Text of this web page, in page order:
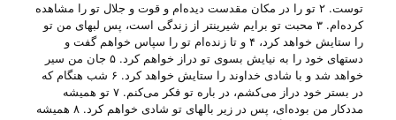
توست‌. ۲ تو را در مكان‌ مقدست‌ دیده‌ام‌ و قوت‌ و جلال‌ تو را مشاهده‌
كرده‌ام‌. ۳ محبت‌ تو برایم‌ شیرینتر از زندگی‌ است‌، پس‌ لبهای‌ من‌ تو
را ستایش‌ خواهد كرد، ۴ و تا زنده‌ام‌ تو را سپاس‌ خواهم‌ گفت‌ و
دستهای‌ خود را به‌ نیایش‌ بسوی‌ تو دراز خواهم‌ كرد. ۵ جان‌ من‌ سیر
خواهد شد و با شادی‌ خداوند را ستایش‌ خواهد كرد. ۶ شب‌ هنگام‌ كه‌
در بستر خود دراز می‌كشم‌، در باره‌ تو فكر می‌كنم‌. ۷ تو همیشه‌
مددكار من‌ بوده‌ای‌، پس‌ در زیر بالهای‌ تو شادی‌ خواهم‌ كرد. ۸ همیشه‌